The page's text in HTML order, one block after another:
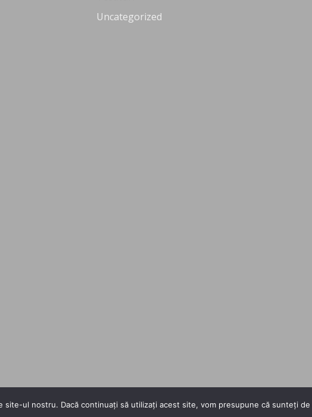
Uncategorized
Copyright 2026 ©Flatsome Theme
site-ul nostru. Dacă continuați să utilizați acest site, vom presupune că sunteți